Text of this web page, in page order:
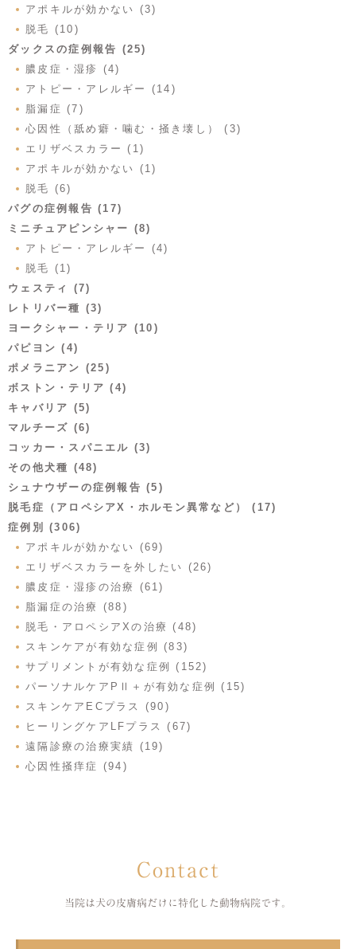
アポキルが効かない (3)
脱毛 (10)
ダックスの症例報告 (25)
膿皮症・湿疹 (4)
アトピー・アレルギー (14)
脂漏症 (7)
心因性（舐め癖・噛む・掻き壊し） (3)
エリザベスカラー (1)
アポキルが効かない (1)
脱毛 (6)
パグの症例報告 (17)
ミニチュアピンシャー (8)
アトピー・アレルギー (4)
脱毛 (1)
ウェスティ (7)
レトリバー種 (3)
ヨークシャー・テリア (10)
パピヨン (4)
ポメラニアン (25)
ボストン・テリア (4)
キャバリア (5)
マルチーズ (6)
コッカー・スパニエル (3)
その他犬種 (48)
シュナウザーの症例報告 (5)
脱毛症（アロペシアX・ホルモン異常など） (17)
症例別 (306)
アポキルが効かない (69)
エリザベスカラーを外したい (26)
膿皮症・湿疹の治療 (61)
脂漏症の治療 (88)
脱毛・アロペシアXの治療 (48)
スキンケアが有効な症例 (83)
サプリメントが有効な症例 (152)
パーソナルケアPⅡ＋が有効な症例 (15)
スキンケアECプラス (90)
ヒーリングケアLFプラス (67)
遠隔診療の治療実績 (19)
心因性掻痒症 (94)
Contact
当院は犬の皮膚病だけに特化した 動物病院です。